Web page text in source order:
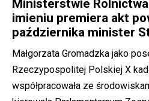
Ministerstwie
imieniu premiera akt
października minister
Małgorzata Gromadzka jako
Rzeczypospolitej Polskiej X
współpracowała ze